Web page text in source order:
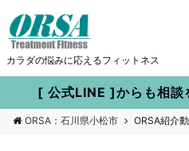
カラダの悩みに応えるフィットネス
[ 公式LINE ]からも相談
ORSA：石川県小松市 ORSA紹介